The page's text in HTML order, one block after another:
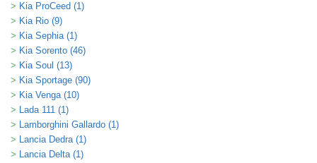
Kia ProCeed (1)
Kia Rio (9)
Kia Sephia (1)
Kia Sorento (46)
Kia Soul (13)
Kia Sportage (90)
Kia Venga (10)
Lada 111 (1)
Lamborghini Gallardo (1)
Lancia Dedra (1)
Lancia Delta (1)